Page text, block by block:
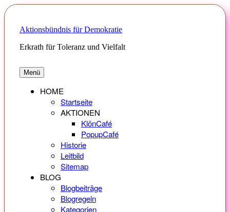
Zum
Inhalt
springenAktionsbündnis für Demokratie
Erkrath für Toleranz und Vielfalt
Menü
HOME
Startseite
AKTIONEN
KlönCafé
PopupCafé
Historie
Leitbild
Sitemap
BLOG
Blogbeiträge
Blogregeln
Kategorien